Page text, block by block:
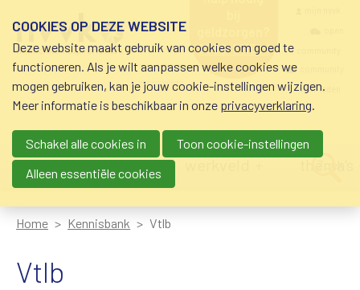
schuldhulp • sociaal
krediet • budgetbeheer •
beschermingsbewind
0800-8115.nl
nvvk-leden
Main navigation
nieuws agenda
Home Kennisbank Vtlb
Vtlb
COOKIES OP DEZE WEBSITE
Deze website maakt gebruik van cookies om goed te
functioneren. Als je wilt aanpassen welke cookies we
mogen gebruiken, kan je jouw cookie-instellingen wijzigen.
Meer informatie is beschikbaar in onze privacyverklaring.
Schakel alle cookies in
Toon cookie-instellingen
Alleen essentiële cookies